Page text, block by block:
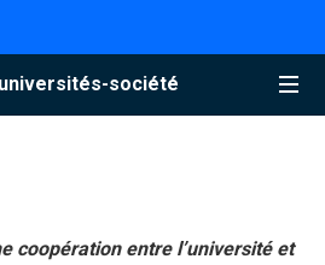
société
Menu
coopération entre l’université et